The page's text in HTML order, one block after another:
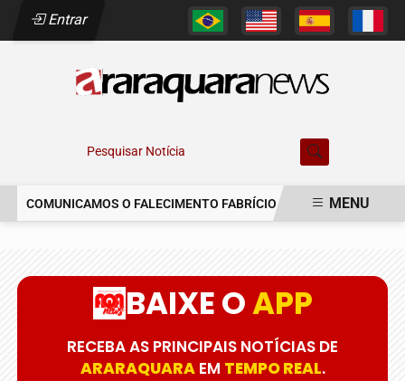
Entrar
Pesquisar Notícia
COMUNICAMOS O FALECIMENTO FABRÍCIO AUGUSTO FERREIRA
MENU
BAIXE OAPP
RECEBA AS PRINCIPAIS NOTÍCIAS DE
ARARAQUARAEM TEMPO REAL.